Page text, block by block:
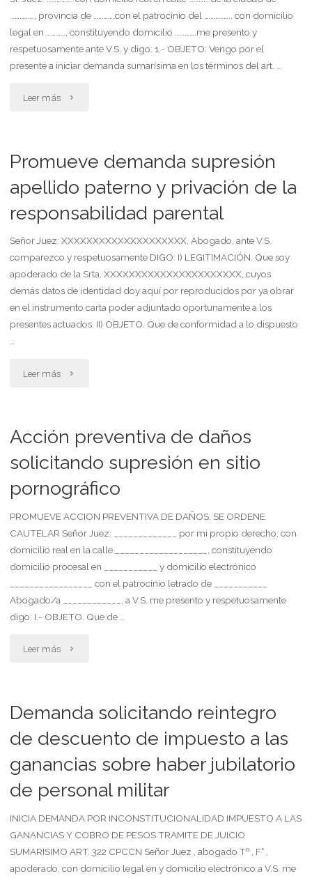
escritura
pública"
……………, provincia de ………….con el patrocinio del ……………., con domicilio
legal en …………, constituyendo domicilio ………….me presento y
respetuosamente ante V.S. y digo: 1.- OBJETO: Vengo por el
presente a iniciar demanda sumarísima en los términos del art. …
Leer más "Demanda
de
la
cuota
de
plan
de
automotor"
Promueve demanda supresión
apellido paterno y privación de la
responsabilidad parental
Señor Juez: XXXXXXXXXXXXXXXXXXXX, Abogado, ante V.S.
comparezco y respetuosamente DIGO: I) LEGITIMACIÓN. Que soy
apoderado de la Srta. XXXXXXXXXXXXXXXXXXXXXX, cuyos
demás datos de identidad doy aquí por reproducidos por ya obrar
en el instrumento carta poder adjuntado oportunamente a los
presentes actuados. II) OBJETO. Que de conformidad a lo dispuesto
…
Leer más "Promueve
apellido
paterno
y
privación
de
responsabilidad
parental"
Acción preventiva de daños
solicitando supresión en sitio
pornográfico
PROMUEVE ACCION PREVENTIVA DE DAÑOS. SE ORDENE
CAUTELAR Señor Juez: _____________ por mi propio derecho, con
domicilio real en la calle ___________________, constituyendo
domicilio procesal en ___________ y domicilio electrónico
_________________ con el patrocinio letrado de ___________
Abogado/a ____________, a V.S. me presento y respetuosamente
digo: I.- OBJETO. Que de …
Leer más "Acción
solicitando
supresión
en
pornográfico"
Demanda solicitando reintegro
de descuento de impuesto a las
ganancias sobre haber jubilatorio
de personal militar
INICIA DEMANDA POR INCONSTITUCIONALIDAD IMPUESTO A LAS
GANANCIAS Y COBRO DE PESOS TRAMITE DE JUICIO
SUMARISIMO ART. 322 CPCCN Señor Juez , abogado Tº , F° ,
apoderado, con domicilio legal en y domicilio electrónico a V.S. me